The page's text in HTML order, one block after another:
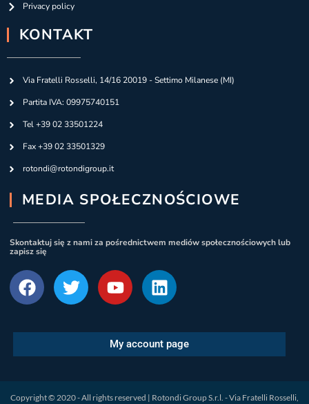
Privacy policy
KONTAKT
Via Fratelli Rosselli, 14/16 20019 - Settimo Milanese (MI)
Partita IVA: 09975740151
Tel +39 02 33501224
Fax +39 02 33501329
rotondi@rotondigroup.it
MEDIA SPOŁECZNOŚCIOWE
Skontaktuj się z nami za pośrednictwem mediów społecznościowych lub
zapisz się
My account page
Copyright © 2020 - All rights reserved | Rotondi Group S.r.l. - Via Fratelli Rosselli,